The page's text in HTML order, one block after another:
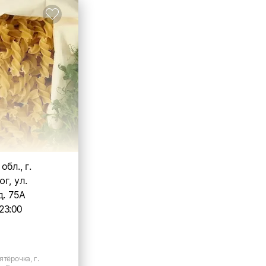
г.
ул.
75А
г.